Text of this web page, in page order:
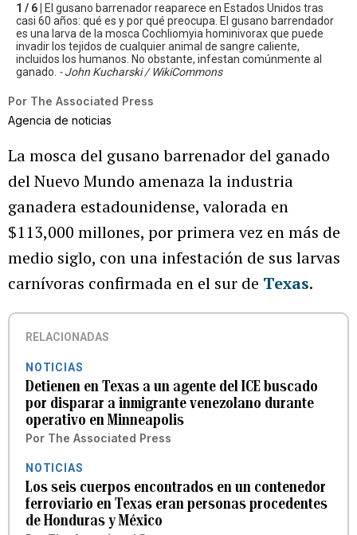
1 / 6 |
El gusano barrenador reaparece en Estados Unidos tras
casi 60 años: qué es y por qué preocupa. El gusano barrendador
es una larva de la mosca Cochliomyia hominivorax que puede
invadir los tejidos de cualquier animal de sangre caliente,
incluidos los humanos. No obstante, infestan comúnmente al
ganado. - John Kucharski / WikiCommons
Por The Associated Press
Agencia de noticias
La mosca del gusano barrenador del ganado
del Nuevo Mundo amenaza la industria
ganadera estadounidense, valorada en
$113,000 millones, por primera vez en más de
medio siglo, con una infestación de sus larvas
carnívoras confirmada en el sur de Texas.
RELACIONADAS
NOTICIAS
Detienen en Texas a un agente del ICE buscado
por disparar a inmigrante venezolano durante
operativo en Minneapolis
Por The Associated Press
NOTICIAS
Los seis cuerpos encontrados en un contenedor
ferroviario en Texas eran personas procedentes
de Honduras y México